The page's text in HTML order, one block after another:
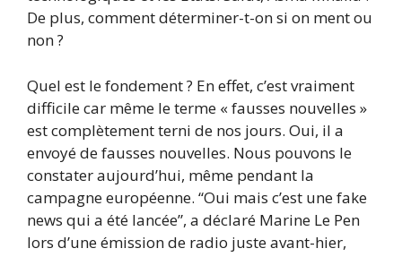
De plus, comment déterminer-t-on si on ment ou
non ?
Quel est le fondement ? En effet, c’est vraiment
difficile car même le terme « fausses nouvelles »
est complètement terni de nos jours. Oui, il a
envoyé de fausses nouvelles. Nous pouvons le
constater aujourd’hui, même pendant la
campagne européenne. “Oui mais c’est une fake
news qui a été lancée”, a déclaré Marine Le Pen
lors d’une émission de radio juste avant-hier,